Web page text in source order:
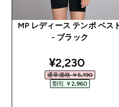
MP レディース テンポ ベス
- ブラック
discounted
¥2,230‎
通常価格 ￥5,190‎
割引 ￥2,960‎